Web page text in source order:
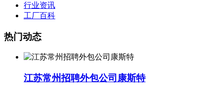
行业资讯
工厂百科
热门动态
江苏常州招聘外包公司康斯特